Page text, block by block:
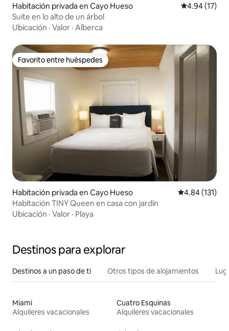
Habitación privada en Cayo Hueso Calificación
4.94 (17)
Suite en lo alto de un árbol
Ubicación · Valor · Alberca
Favorito entre huéspedes
Favorito entre huéspedes
Habitación privada en Cayo Hueso Calificación
4.84 (131)
Habitación TINY Queen en casa con jardín
Ubicación · Valor · Playa
Destinos para explorar
Destinos a un paso de ti Otros tipos de alojamientos
Miami
Alquileres vacacionales
Cuatro Esquinas
Alquileres vacacionales